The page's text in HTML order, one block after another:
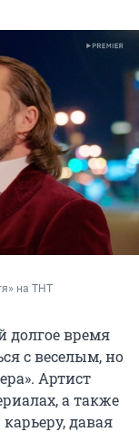
на ТНТ
долгое время
с веселым, но
Артист
а также
давая